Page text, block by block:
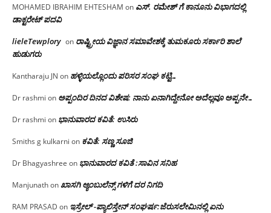
MOHAMED IBRAHIM EHTESHAM on ಎಸ್. ರಮೇಶ್ ಗೆ ಕಾನೂನು ವಿಭಾಗದಲ್ಲಿ
ಡಾಕ್ಟರೇಟ್ ಪದವಿ
lieleTewplory on ರಾಷ್ಟ್ರೀಯ ವಿಜ್ಞಾನ ಸಮಾವೇಶಕ್ಕೆ‌ ತುಮಕೂರು ಸರ್ಕಾರಿ ಶಾಲೆ
ಹುಡುಗರು
Kantharaju JN on ಹಳ್ಳಿಯಲ್ಲೊಂದು ಪರಿಸರ ಸಂಘ ಕಟ್ಟಿ…
Dr rashmi on ಅಪ್ಪಂದಿರ ದಿನದ ವಿಶೇಷ: ನಾನು ಏನಾಗಿದ್ದೇನೋ‌ ಅದೆಲ್ಲವೂ ಅಪ್ಪನೇ…
Dr rashmi on ಭಾನುವಾರದ ಕವಿತೆ: ಉಸಿರು
Smiths g kulkarni on ಕವಿತೆ: ಸಣ್ಣ ಸೂಜಿ
Dr Bhagyashree on ಭಾನುವಾರದ ಕವಿತೆ :ಸಾವಿನ ಸನಿಹ
Manjunathonಖಾಸಗಿ ಆ್ಯಂಬುಲೆನ್ಸ್ ಗಳಿಗೆ ದರ ನಿಗದಿ
RAM PRASAD on ಇಸ್ರೇಲ್ -ಪ್ಯಾಲಿಸ್ತೇನ್ ಸಂಘರ್ಷ:ಜೆರುಸಲೇಮಿನಲ್ಲಿ ಏನು